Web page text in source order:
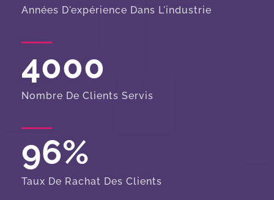
Années D'expérience Dans L'industrie
4000
Nombre De Clients Servis
96%
Taux De Rachat Des Clients